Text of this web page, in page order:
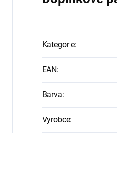
Kategorie:
EAN:
Barva:
Výrobce: